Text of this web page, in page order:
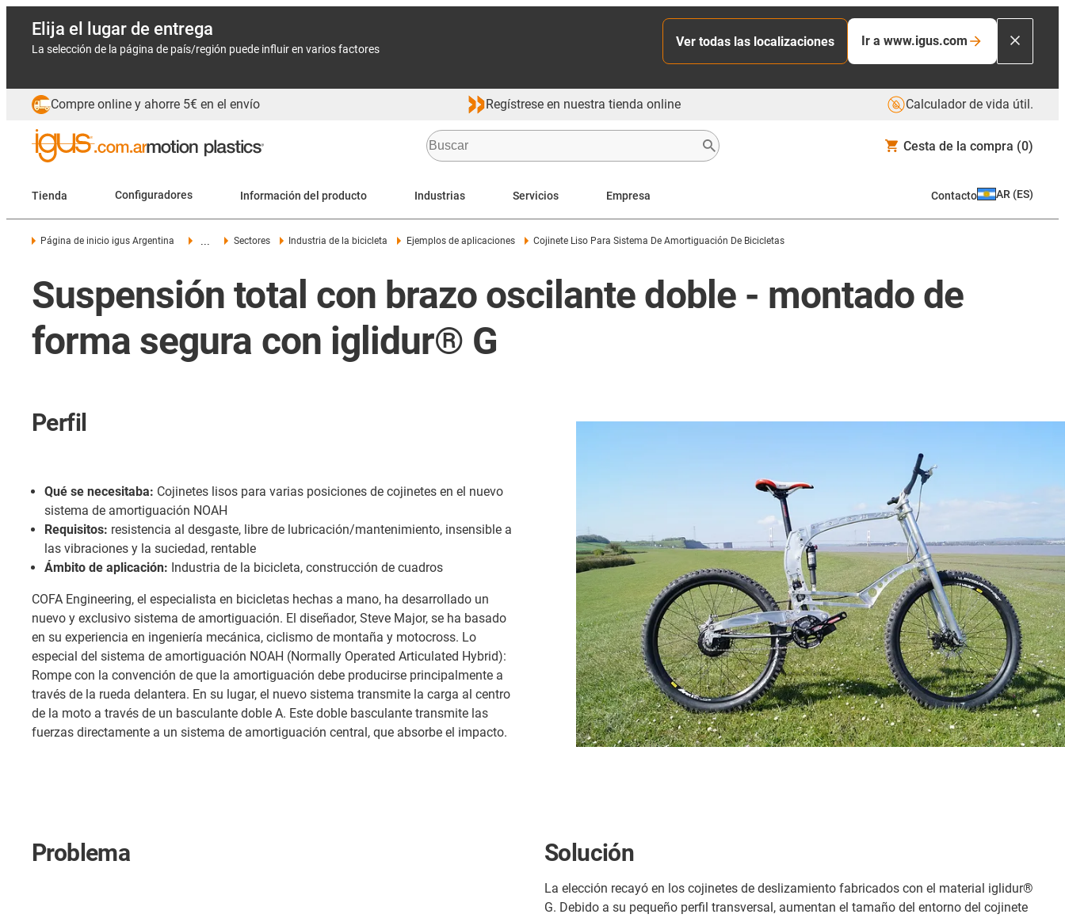
Elija el lugar de entrega
La selección de la página de país/región puede influir en varios factores
Ver todas las localizaciones Ir a www.igus.com
Compre online y ahorre 5€ en el envío Regístrese en nuestra tienda online Calculador de vida útil.
Cesta de la compra (0)
Tienda Configuradores Información del producto Industrias Servicios Empresa Contacto AR (ES)
Página de inicio igus Argentina Sectores Industria de la bicicleta Ejemplos de aplicaciones Cojinete Liso Para Sistema De Amortiguación De Bicicletas
Suspensión total con brazo oscilante doble - montado de
forma segura con iglidur® G
Perfil
Qué se necesitaba: Cojinetes lisos para varias posiciones de cojinetes en el nuevo
sistema de amortiguación NOAH
Requisitos: resistencia al desgaste, libre de lubricación/mantenimiento, insensible a
las vibraciones y la suciedad, rentable
Ámbito de aplicación: Industria de la bicicleta, construcción de cuadros
COFA Engineering, el especialista en bicicletas hechas a mano, ha desarrollado un
nuevo y exclusivo sistema de amortiguación. El diseñador, Steve Major, se ha basado
en su experiencia en ingeniería mecánica, ciclismo de montaña y motocross. Lo
especial del sistema de amortiguación NOAH (Normally Operated Articulated Hybrid):
Rompe con la convención de que la amortiguación debe producirse principalmente a
través de la rueda delantera. En su lugar, el nuevo sistema transmite la carga al centro
de la moto a través de un basculante doble A. Este doble basculante transmite las
fuerzas directamente a un sistema de amortiguación central, que absorbe el impacto.
Problema Solución
La elección recayó en los cojinetes de deslizamiento fabricados con el material iglidur®
G. Debido a su pequeño perfil transversal, aumentan el tamaño del entorno del cojinete